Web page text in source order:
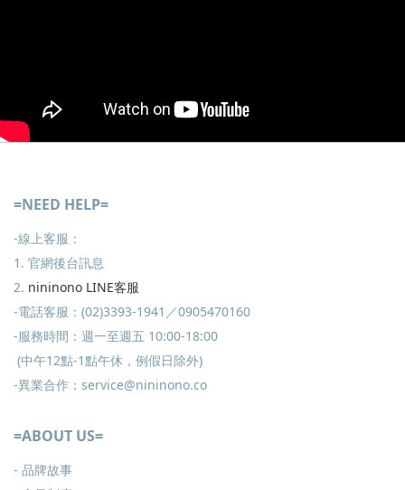
=NEED HELP=
-線上客服：
1. 官網後台訊息
2. nininono LINE客服
-電話客服：(02)3393-1941／0905470160
-服務時間：週一至週五 10:00-18:00
(中午12點-1點午休，例假日除外)
-異業合作：service@nininono.co
=ABOUT US=
- 品牌故事